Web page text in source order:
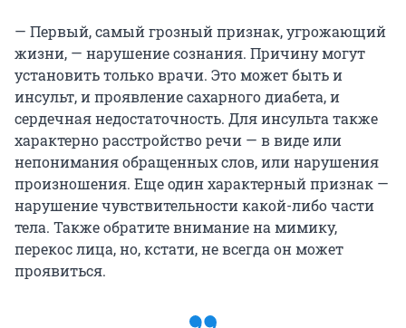
— Первый, самый грозный признак, угрожающий
жизни, — нарушение сознания. Причину могут
установить только врачи. Это может быть и
инсульт, и проявление сахарного диабета, и
сердечная недостаточность. Для инсульта также
характерно расстройство речи — в виде или
непонимания обращенных слов, или нарушения
произношения. Еще один характерный признак —
нарушение чувствительности какой-либо части
тела. Также обратите внимание на мимику,
перекос лица, но, кстати, не всегда он может
проявиться.